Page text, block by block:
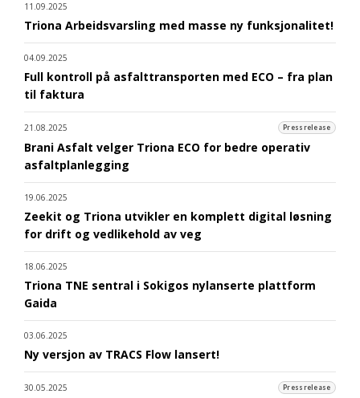
11.09.2025
Triona Arbeidsvarsling med masse ny funksjonalitet!
04.09.2025
Full kontroll på asfalttransporten med ECO – fra plan
til faktura
21.08.2025 Pressrelease
Brani Asfalt velger Triona ECO for bedre operativ
asfaltplanlegging
19.06.2025
Zeekit og Triona utvikler en komplett digital løsning
for drift og vedlikehold av veg
18.06.2025
Triona TNE sentral i Sokigos nylanserte plattform
Gaida
03.06.2025
Ny versjon av TRACS Flow lansert!
30.05.2025 Pressrelease